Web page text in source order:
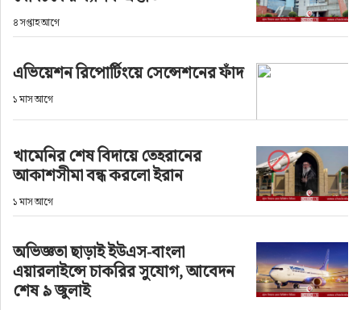
৪ সপ্তাহ আগে
এভিয়েশন রিপোর্টিংয়ে সেন্সেশনের ফাঁদ
১ মাস আগে
খামেনির শেষ বিদায়ে তেহরানের
আকাশসীমা বন্ধ করলো ইরান
১ মাস আগে
অভিজ্ঞতা ছাড়াই ইউএস-বাংলা
এয়ারলাইন্সে চাকরির সুযোগ, আবেদন
শেষ ৯ জুলাই